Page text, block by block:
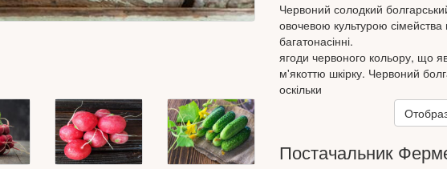
Червоний солодкий
овочевою культурою сімейства
багатонасінні.
ягоди червоного кольору, що
м'якоттю шкірку. Червоний
оскільки
у ньому міститься найбільше
хрумка м'якоть і свіжий
Центральної Америки.
Постачальник